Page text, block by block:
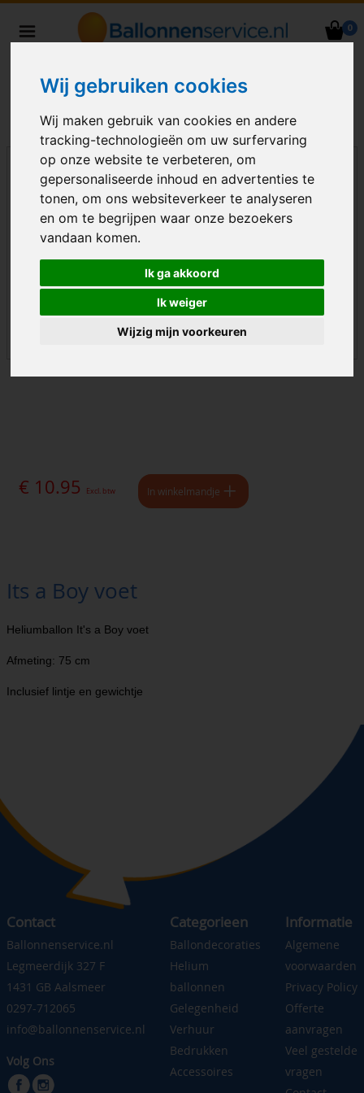
Wij gebruiken cookies
Wij maken gebruik van cookies en andere
tracking-technologieën om uw surfervaring
op onze website te verbeteren, om
gepersonaliseerde inhoud en advertenties te
tonen, om ons websiteverkeer te analyseren
en om te begrijpen waar onze bezoekers
vandaan komen.
Ik ga akkoord
Ik weiger
Wijzig mijn voorkeuren
0
Nederland
€ 10.95 Excl. btw In winkelmandje
Its a Boy voet
Heliumballon It's a Boy voet
Afmeting: 75 cm
Inclusief lintje en gewichtje
Contact
Ballonnenservice.nl
Legmeerdijk 327 F
1431 GB Aalsmeer
0297-712065
info@ballonnenservice.nl
Volg Ons
Categorieen
Ballondecoraties
Helium
ballonnen
Gelegenheid
Verhuur
Bedrukken
Accessoires
Informatie
Algemene
voorwaarden
Privacy Policy
Offerte
aanvragen
Veel gestelde
vragen